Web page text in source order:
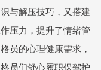
与解压技巧，又搭建
压力，提升了情绪管
员的心理健康需求，
员们舒心履职保驾护